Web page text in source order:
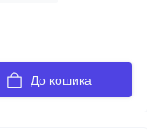
До кошика